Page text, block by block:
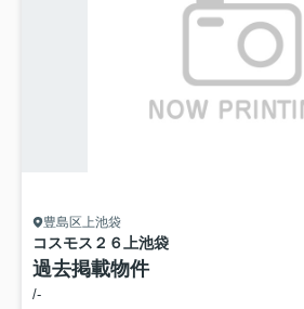
豊島区上池袋
コスモス２６上池袋
過去掲載物件
/-